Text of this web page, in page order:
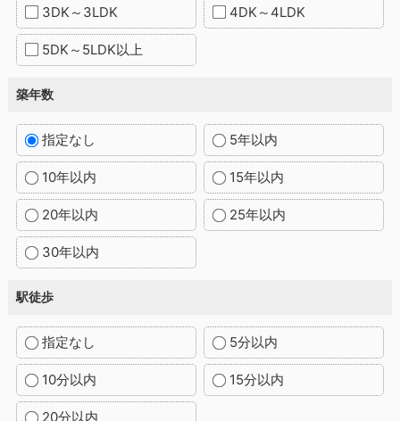
3DK～3LDK 4DK～4LDK
5DK～5LDK以上
築年数
指定なし 5年以内
10年以内 15年以内
20年以内 25年以内
30年以内
駅徒歩
指定なし 5分以内
10分以内 15分以内
20分以内